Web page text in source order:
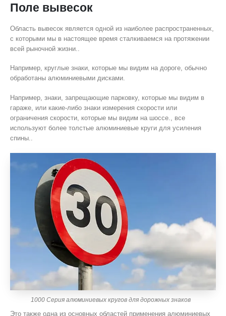
Поле вывесок
Область вывесок является одной из наиболее распространенных,
с которыми мы в настоящее время сталкиваемся на протяжении
всей рыночной жизни..
Например, круглые знаки, которые мы видим на дороге, обычно
обработаны алюминиевыми дисками.
Например, знаки, запрещающие парковку, которые мы видим в
гараже, или какие-либо знаки измерения скорости или
ограничения скорости, которые мы видим на шоссе., все
используют более толстые алюминиевые круги для усиления
спины..
1000 Серия алюминиевых кругов для дорожных знаков
Это также одна из основных областей применения алюминиевых